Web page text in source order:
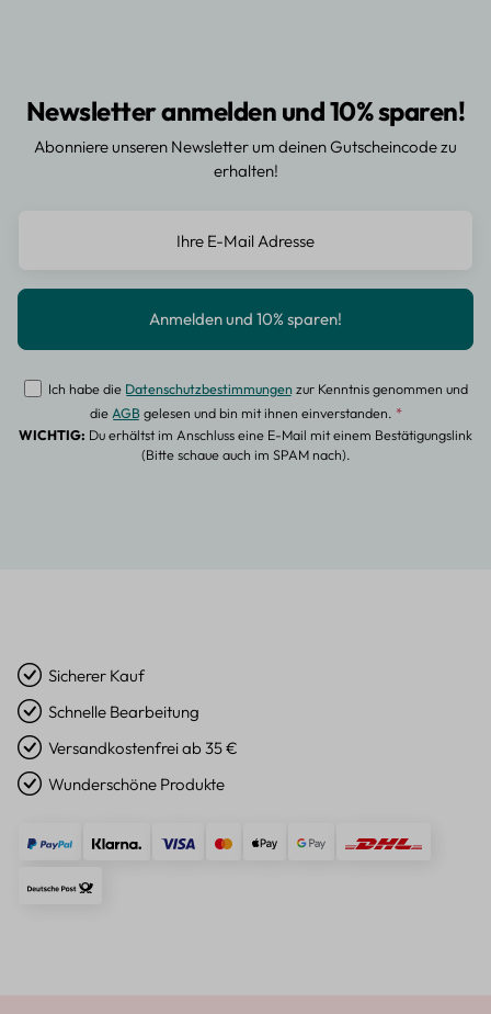
Newsletter anmelden und 10% sparen!
Abonniere unseren Newsletter um deinen Gutscheincode zu
erhalten!
Ich habe die Datenschutzbestimmungenzur Kenntnis genommen und
dieAGBgelesen und bin mit ihnen einverstanden. *
WICHTIG: Du erhältst im Anschluss eine E-Mail mit einem Bestätigungslink
(Bitte schaue auch im SPAM nach).
Sicherer Kauf
Schnelle Bearbeitung
Versandkostenfrei ab 35 €
Wunderschöne Produkte